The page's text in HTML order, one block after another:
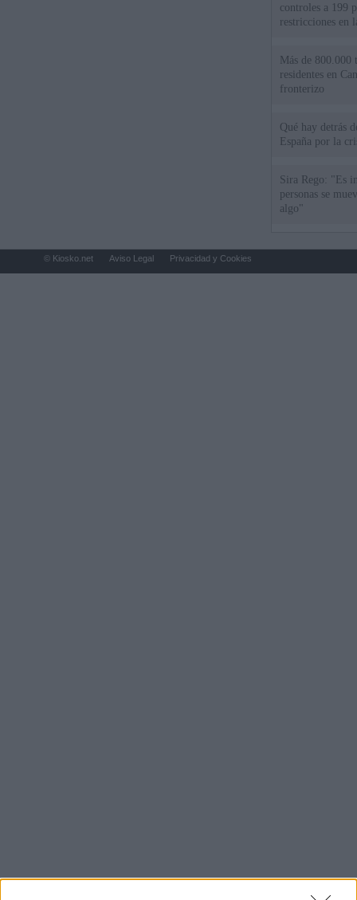
controles a 199
restricciones en
Más de 800.000
residentes en
fronterizo
Qué hay detrás
España por la
Sira Rego: "Es
personas se
algo"
© Kiosko.net Aviso Legal Privacidad y Cookies